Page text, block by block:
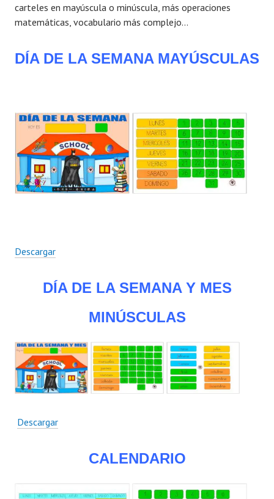
carteles en mayúscula o minúscula, más operaciones
matemáticas, vocabulario más complejo…
DÍA DE LA SEMANA MAYÚSCULAS
Descargar
DÍA DE LA SEMANA Y MES
MINÚSCULAS
Descargar
CALENDARIO